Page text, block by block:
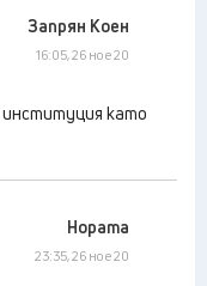
Запрян Коен
16:05, 26 ное 20
като
Нората
23:35, 26 ное 20